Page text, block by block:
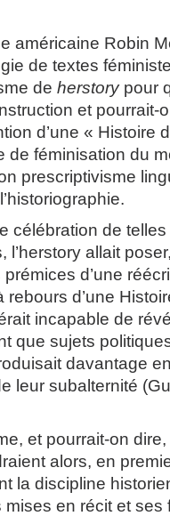
américaine Robin
de textes
de herstorypour
et pourrait-
d’une « Histoire
de féminisation du
prescriptivisme
célébration de
l’herstory allait
d’une
rebours d’une
incapable de
que sujets
davantage
leur subalternité
et pourrait-on
alors, en
la discipline
en récit et ses